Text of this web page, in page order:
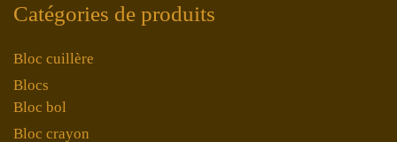
Catégories de produits
Bloc cuillère
Blocs
Bloc bol
Bloc crayon